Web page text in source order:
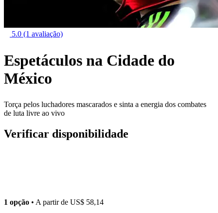
5.0 (1 avaliação)
Espetáculos na Cidade do
México
Torça pelos luchadores mascarados e sinta a energia dos combates
de luta livre ao vivo
Verificar disponibilidade
1 opção • A partir de US$ 58,14